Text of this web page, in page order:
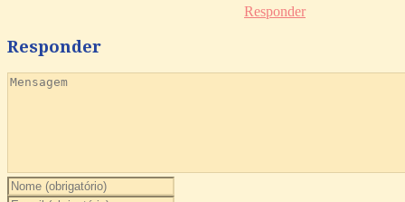
Responder
Responder